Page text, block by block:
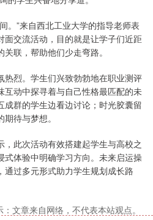
。”来自西北工业大学的指导老师表
面交流活动，目的就是让学子们近距
联，帮助他们少走弯路。
热烈。学生们兴致勃勃地在职业测评
互动中探寻着与自己性格最匹配的未
群的学生边看边讨论；时光胶囊留
待与梦想。
此次活动有效搭建起学生与高校之
式体验中明确学习方向。未来启运操
过多元形式助力学生规划成长路
文章来自网络，不代表本站观点。